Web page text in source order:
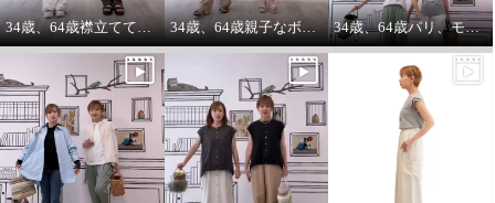
34歳、64歳襟立ててブルゾンを着る えっ？襟立てない？ 34歳、64歳親子なボーダーコーデstyle^_^ 34歳、64歳パリ、モンマルトルの階段プリントカットソーを着る。